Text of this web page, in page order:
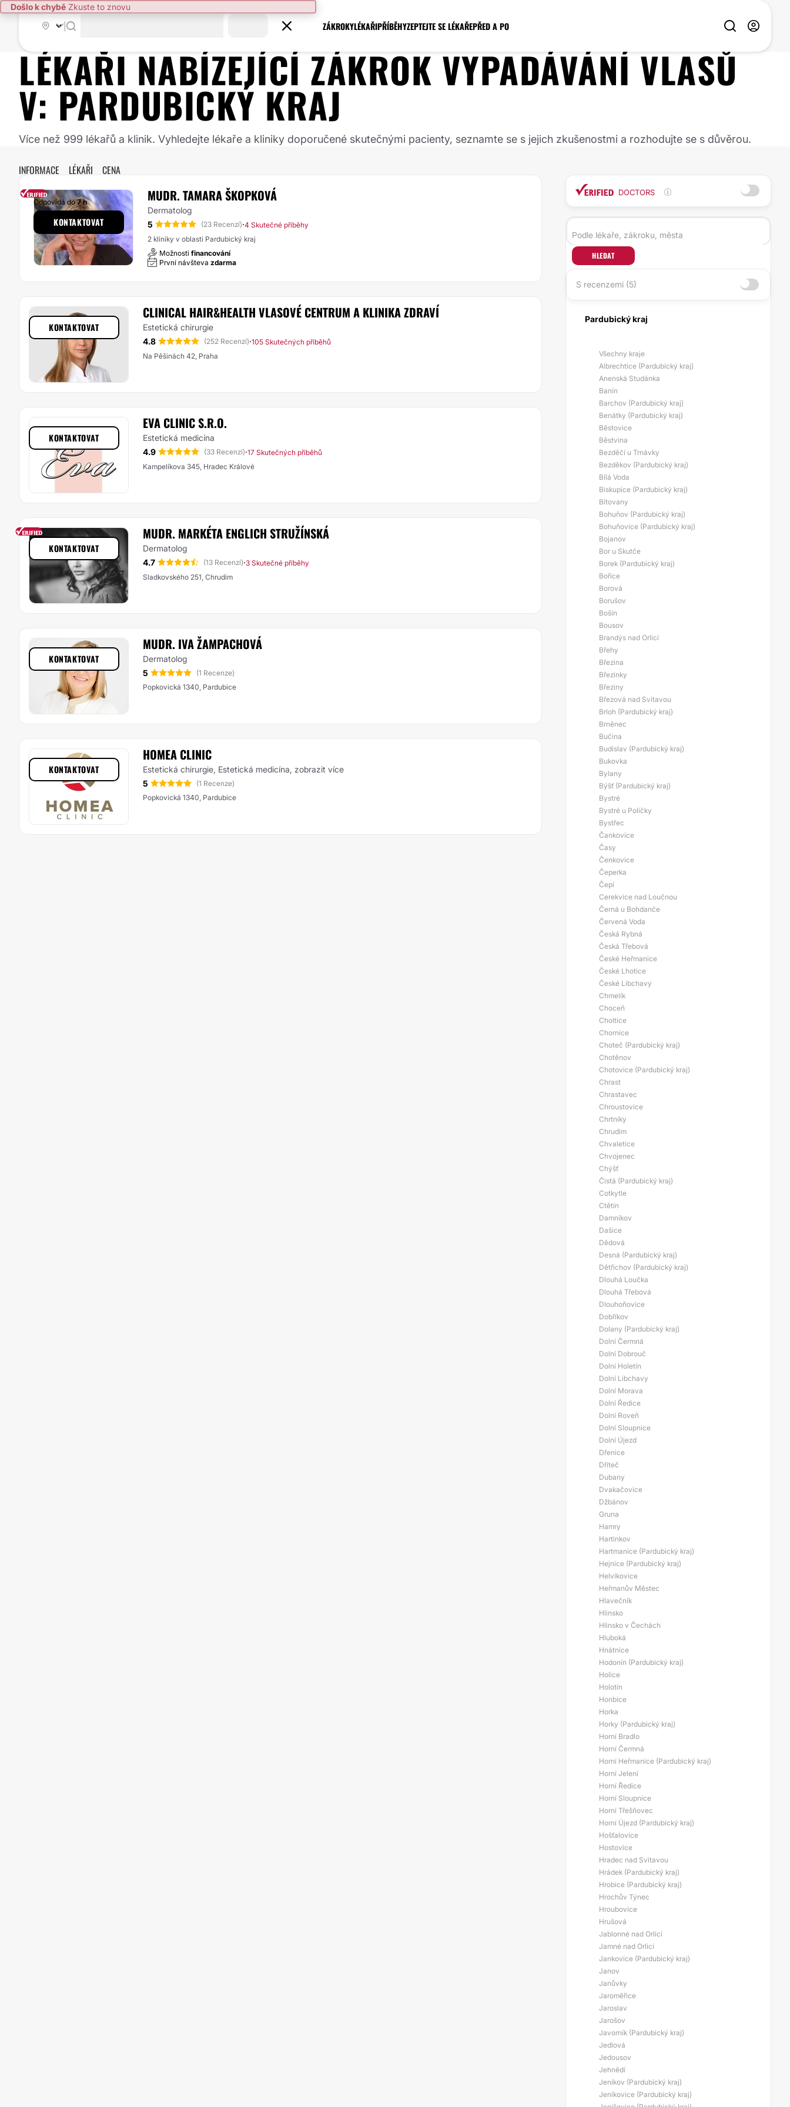
Došlo k chybě Zkuste to znovu
ZÁKROKYLÉKAŘIPŘÍBĚHYZEPTEJTE SE LÉKAŘEPŘED A PO
LÉKAŘI NABÍZEJÍCÍ ZÁKROKVYPADÁVÁNÍ VLASŮ
V: PARDUBICKÝ KRAJ
Více než 999 lékařů a klinik. Vyhledejte lékaře a kliniky doporučené skutečnými pacienty, seznamte se s jejich zkušenostmi a rozhodujte se s důvěrou.
INFORMACE LÉKAŘI CENA
MUDR. TAMARA ŠKOPKOVÁ
Dermatolog
5
(23 Recenzí)·4 Skutečné příběhy
2 kliniky v oblasti Pardubický kraj
Možnosti financování
První návšteva zdarma
Odpovídá do7 h
KONTAKTOVAT
CLINICAL HAIR&HEALTH VLASOVÉ CENTRUM A KLINIKA ZDRAVÍ
Estetická chirurgie
4.8
(252 Recenzí)·105 Skutečných příběhů
Na Pěšinách 42, Praha
KONTAKTOVAT
EVA CLINIC S.R.O.
Estetická medicína
4.9
(33 Recenzí)·17 Skutečných příběhů
Kampelíkova 345, Hradec Králové
KONTAKTOVAT
MUDR. MARKÉTA ENGLICH STRUŽÍNSKÁ
Dermatolog
4.7
(13 Recenzí)·3 Skutečné příběhy
Sladkovského 251, Chrudim
KONTAKTOVAT
MUDR. IVA ŽAMPACHOVÁ
Dermatolog
5
(1 Recenze)
Popkovická 1340, Pardubice
KONTAKTOVAT
HOMEA CLINIC
Estetická chirurgie, Estetická medicína, zobrazit více
5
(1 Recenze)
Popkovická 1340, Pardubice
KONTAKTOVAT
DOCTORS
HLEDAT
S recenzemi (5)
Pardubický kraj
Všechny kraje
Albrechtice (Pardubický kraj)
Anenská Studánka
Banín
Barchov (Pardubický kraj)
Benátky (Pardubický kraj)
Běstovice
Běstvina
Bezděčí u Trnávky
Bezděkov (Pardubický kraj)
Bílá Voda
Biskupice (Pardubický kraj)
Bítovany
Bohuňov (Pardubický kraj)
Bohuňovice (Pardubický kraj)
Bojanov
Bor u Skutče
Borek (Pardubický kraj)
Bořice
Borová
Borušov
Bošín
Bousov
Brandýs nad Orlicí
Břehy
Březina
Březinky
Březiny
Březová nad Svitavou
Brloh (Pardubický kraj)
Brněnec
Bučina
Budislav (Pardubický kraj)
Bukovka
Bylany
Býšť (Pardubický kraj)
Bystré
Bystré u Poličky
Bystřec
Čankovice
Časy
Čenkovice
Čeperka
Čepí
Cerekvice nad Loučnou
Černá u Bohdanče
Červená Voda
Česká Rybná
Česká Třebová
České Heřmanice
České Lhotice
České Libchavy
Chmelík
Choceň
Choltice
Chornice
Choteč (Pardubický kraj)
Chotěnov
Chotovice (Pardubický kraj)
Chrast
Chrastavec
Chroustovice
Chrtníky
Chrudim
Chvaletice
Chvojenec
Chýšť
Čistá (Pardubický kraj)
Cotkytle
Ctětín
Damníkov
Dašice
Dědová
Desná (Pardubický kraj)
Dětřichov (Pardubický kraj)
Dlouhá Loučka
Dlouhá Třebová
Dlouhoňovice
Dobříkov
Dolany (Pardubický kraj)
Dolní Čermná
Dolní Dobrouč
Dolní Holetín
Dolní Libchavy
Dolní Morava
Dolní Ředice
Dolní Roveň
Dolní Sloupnice
Dolní Újezd
Dřenice
Dříteč
Dubany
Dvakačovice
Džbánov
Gruna
Hamry
Hartinkov
Hartmanice (Pardubický kraj)
Hejnice (Pardubický kraj)
Helvíkovice
Heřmanův Městec
Hlavečník
Hlinsko
Hlinsko v Čechách
Hluboká
Hnátnice
Hodonín (Pardubický kraj)
Holice
Holotín
Honbice
Horka
Horky (Pardubický kraj)
Horní Bradlo
Horní Čermná
Horní Heřmanice (Pardubický kraj)
Horní Jelení
Horní Ředice
Horní Sloupnice
Horní Třešňovec
Horní Újezd (Pardubický kraj)
Hošťalovice
Hostovice
Hradec nad Svitavou
Hrádek (Pardubický kraj)
Hrobice (Pardubický kraj)
Hrochův Týnec
Hroubovice
Hrušová
Jablonné nad Orlicí
Jamné nad Orlicí
Jankovice (Pardubický kraj)
Janov
Janůvky
Jaroměřice
Jaroslav
Jarošov
Javorník (Pardubický kraj)
Jedlová
Jedousov
Jehnědí
Jeníkov (Pardubický kraj)
Jeníkovice (Pardubický kraj)